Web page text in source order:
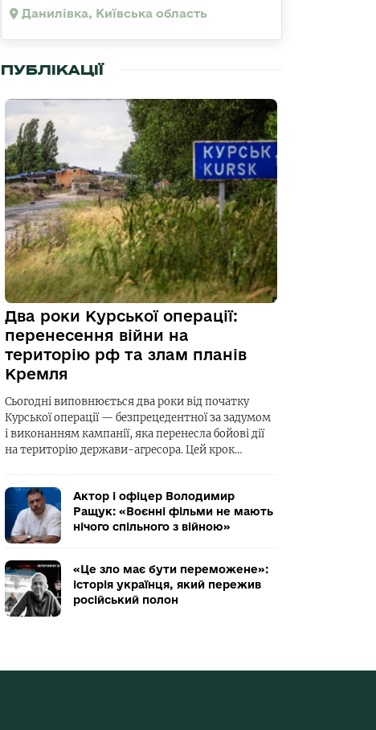
Данилівка, Київська область
ПУБЛІКАЦІЇ
Два роки Курської операції:
перенесення війни на
територію рф та злам планів
Кремля
Сьогодні виповнюється два роки від початку
Курської операції — безпрецедентної за задумом
і виконанням кампанії, яка перенесла бойові дії
на територію держави-агресора. Цей крок…
Актор і офіцер Володимир
Ращук: «Воєнні фільми не мають
нічого спільного з війною»
«Це зло має бути переможене»:
історія українця, який пережив
російський полон